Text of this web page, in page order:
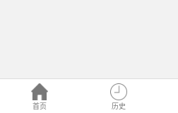
首页 历史